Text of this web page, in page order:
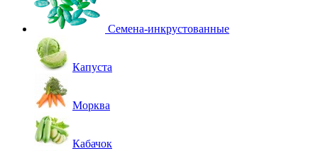
Семена-инкрустованные
Капуста
Морква
Кабачок